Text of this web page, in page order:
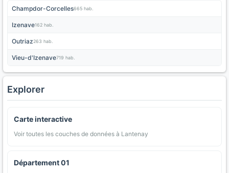
Champdor-Corcelles665 hab.
Izenave162 hab.
Outriaz263 hab.
Vieu-d'Izenave719 hab.
Explorer
Carte interactive
Voir toutes les couches de données à Lantenay
Département 01